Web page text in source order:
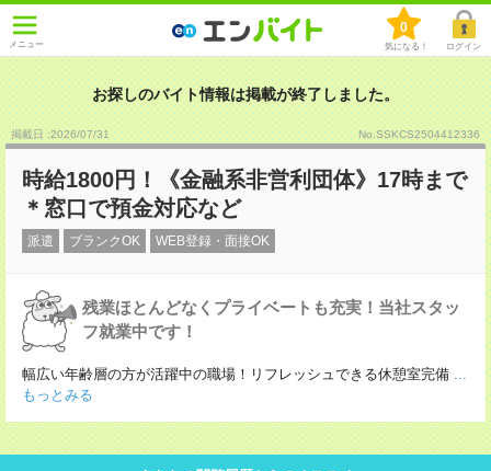
メニュー
0
気になる！ ログイン
お探しのバイト情報は掲載が終了しました。
掲載日 :2026/07/31 No.SSKCS2504412336
時給1800円！《金融系非営利団体》17時まで
＊窓口で預金対応など
派遣 ブランクOK WEB登録・面接OK
残業ほとんどなくプライベートも充実！当社スタッ
フ就業中です！
幅広い年齢層の方が活躍中の職場！リフレッシュできる休憩室完備 ...
もっとみる